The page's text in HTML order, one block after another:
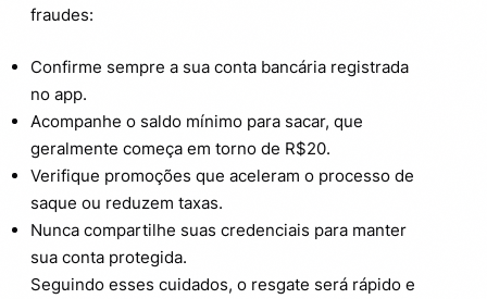
fraudes:
Confirme sempre a sua conta bancária registrada
no app.
Acompanhe o saldo mínimo para sacar, que
geralmente começa em torno de R$20.
Verifique promoções que aceleram o processo de
saque ou reduzem taxas.
Nunca compartilhe suas credenciais para manter
sua conta protegida.
Seguindo esses cuidados, o resgate será rápido e